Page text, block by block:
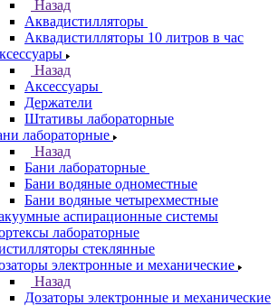
Назад
Аквадистилляторы
Аквадистилляторы 10 литров в час
Назад
Аксессуары
Держатели
Штативы лабораторные
лабораторные
Назад
Бани лабораторные
Бани водяные одноместные
Бани водяные четырехместные
аспирационные системы
лабораторные
стеклянные
электронные и механические
Назад
Дозаторы электронные и механические